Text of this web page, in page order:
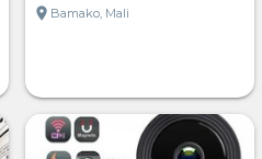
location_on Bamako, Mali